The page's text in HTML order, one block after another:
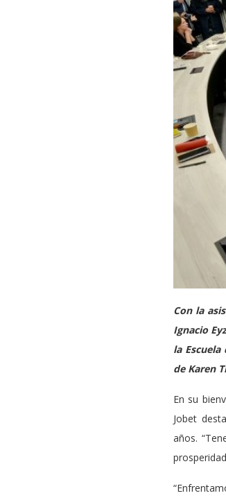
Con la
Ignacio
la
de Karen
En su
Jobet
años.